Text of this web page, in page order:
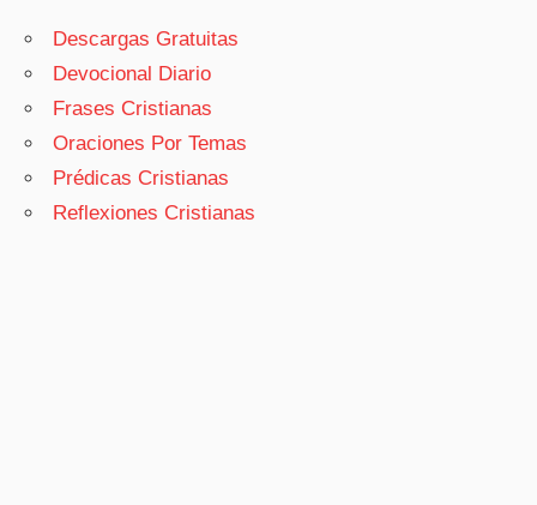
Descargas Gratuitas
Devocional Diario
Frases Cristianas
Oraciones Por Temas
Prédicas Cristianas
Reflexiones Cristianas